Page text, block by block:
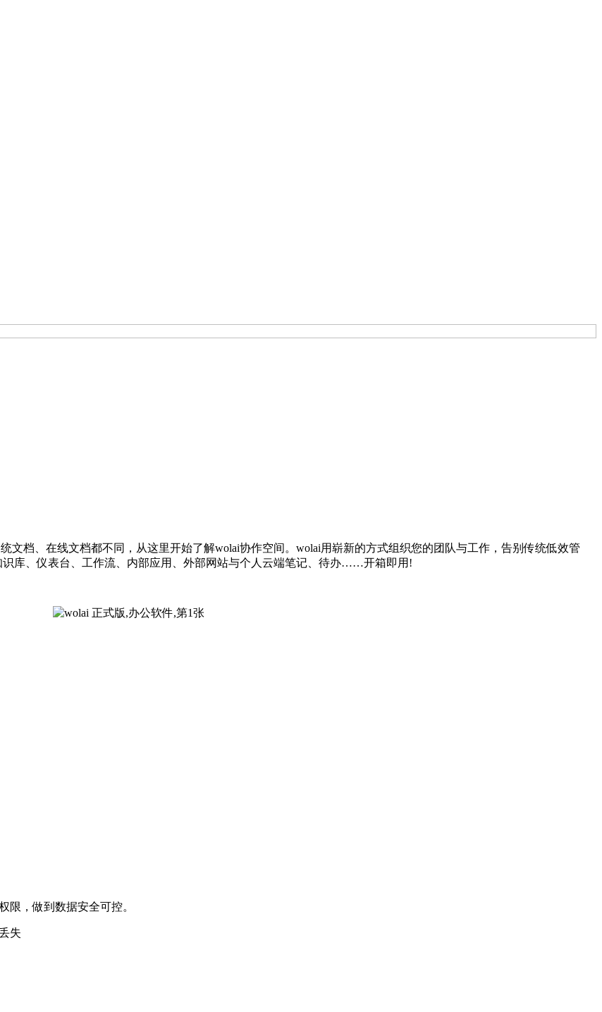
文档、在线文档都不同，从这里开始了解wolai协作空间。wolai用崭新的方式组织您的团队与工作，告别传统低效管
库、仪表台、工作流、内部应用、外部网站与个人云端笔记、待办……开箱即用!
限，做到数据安全可控。
失